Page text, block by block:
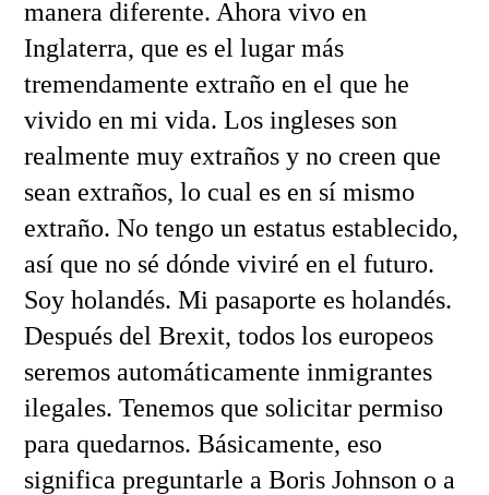
manera diferente. Ahora vivo en
Inglaterra, que es el lugar más
tremendamente extraño en el que he
vivido en mi vida. Los ingleses son
realmente muy extraños y no creen que
sean extraños, lo cual es en sí mismo
extraño. No tengo un estatus establecido,
así que no sé dónde viviré en el futuro.
Soy holandés. Mi pasaporte es holandés.
Después del Brexit, todos los europeos
seremos automáticamente inmigrantes
ilegales. Tenemos que solicitar permiso
para quedarnos. Básicamente, eso
significa preguntarle a Boris Johnson o a